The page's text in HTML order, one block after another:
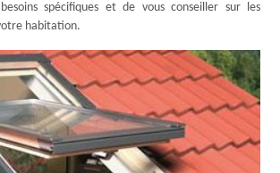
spécifiques et de vous conseiller sur les
habitation.